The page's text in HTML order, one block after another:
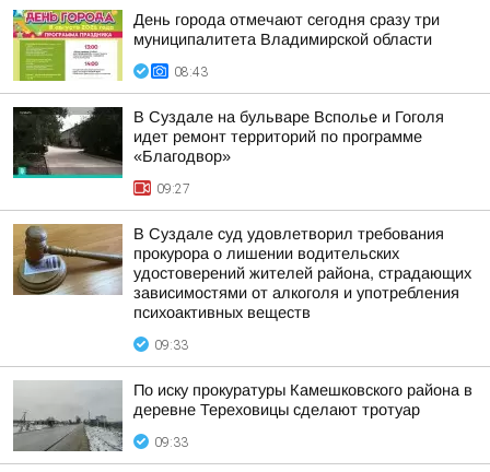
День города отмечают сегодня сразу три
муниципалитета Владимирской области
08:43
В Суздале на бульваре Всполье и Гоголя
идет ремонт территорий по программе
«Благодвор»
09:27
В Суздале суд удовлетворил требования
прокурора о лишении водительских
удостоверений жителей района, страдающих
зависимостями от алкоголя и употребления
психоактивных веществ
09:33
По иску прокуратуры Камешковского района в
деревне Тереховицы сделают тротуар
09:33